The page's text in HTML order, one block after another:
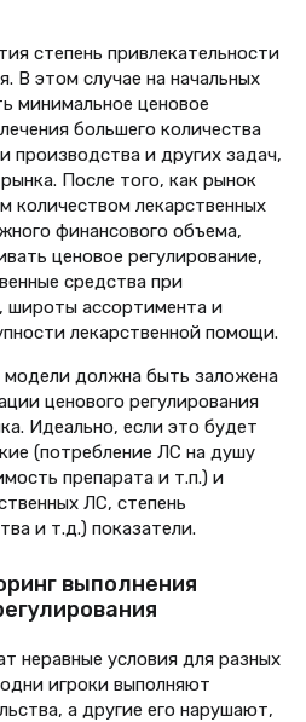
степень привлекательности
В этом случае на начальных
минимальное ценовое
большего количества
производства и других задач,
После того, как рынок
количеством лекарственных
финансового объема,
ценовое регулирование,
средства при
широты ассортимента и
лекарственной помощи.
должна быть заложена
ценового регулирования
Идеально, если это будет
(потребление ЛС на душу
препарата и т.п.) и
ЛС, степень
и т.д.) показатели.
выполнения
неравные условия для разных
игроки выполняют
а другие его нарушают,